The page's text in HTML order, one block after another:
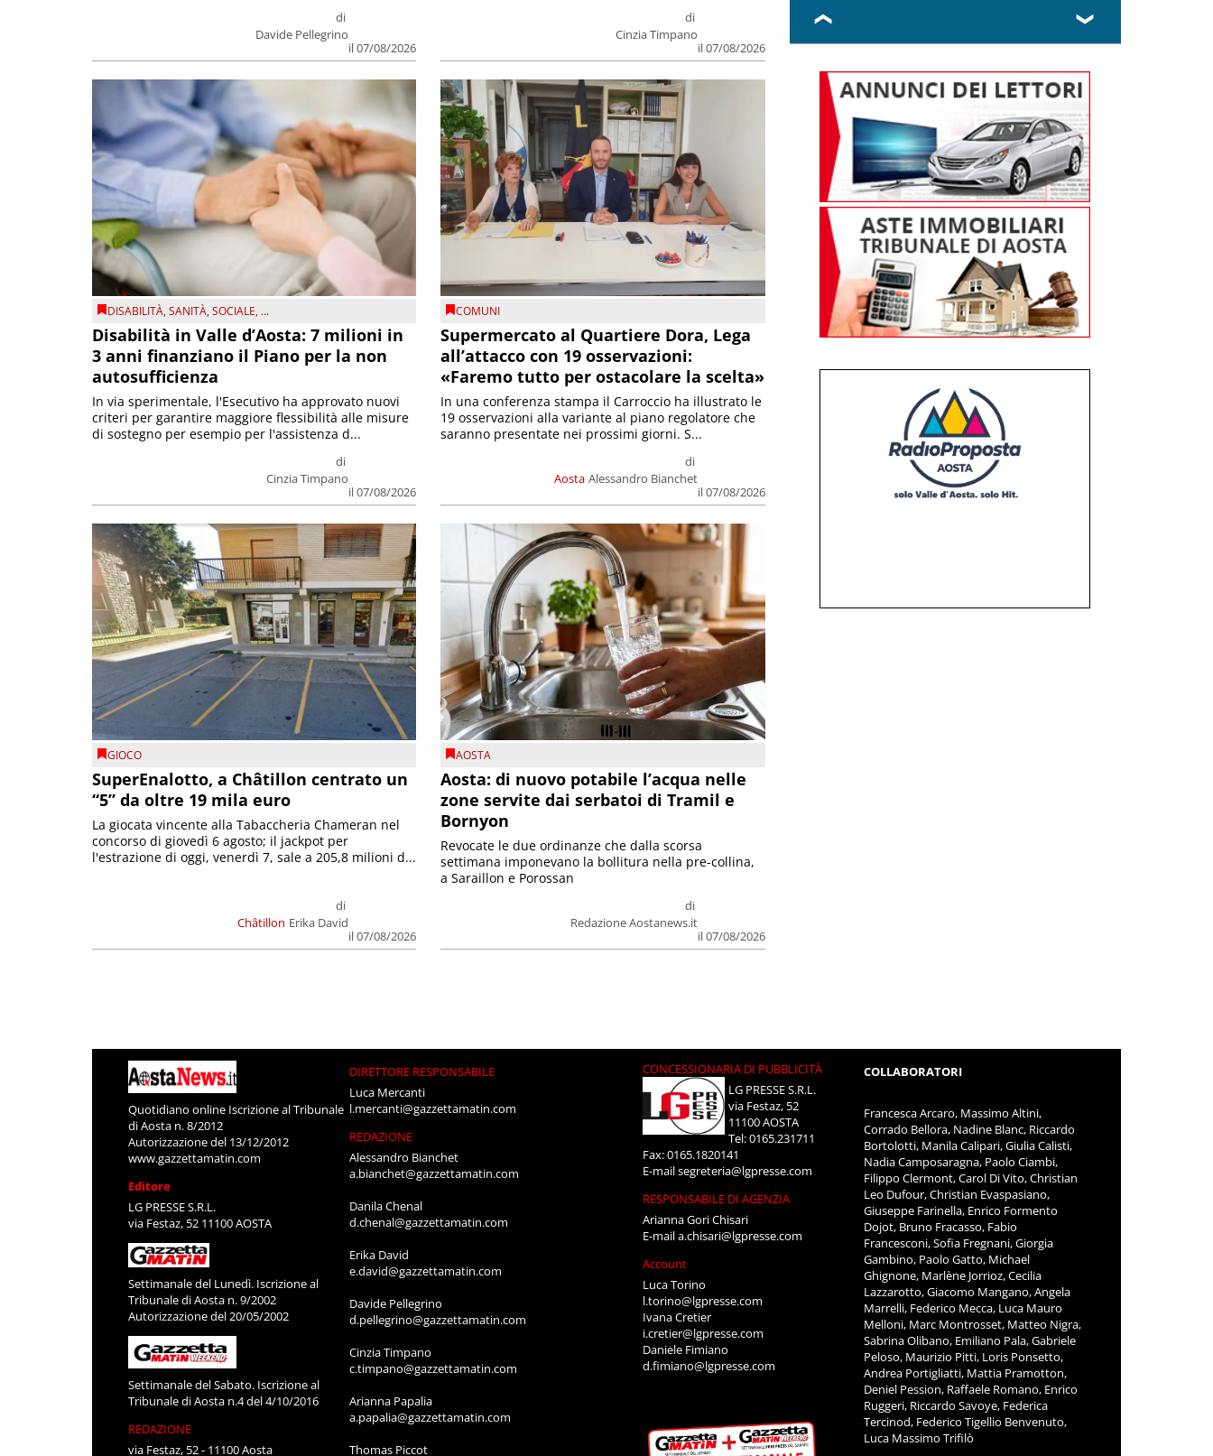
di
Davide Pellegrino
il 07/08/2026
di
Cinzia Timpano
il 07/08/2026
DISABILITÀ,SANITÀ,SOCIALE, ...
Disabilità in Valle d’Aosta: 7 milioni in
3 anni finanziano il Piano per la non
autosufficienza
di
Cinzia Timpano
il 07/08/2026
In via sperimentale, l'Esecutivo ha approvato nuovi
criteri per garantire maggiore flessibilità alle misure
di sostegno per esempio per l'assistenza d...
COMUNI
Supermercato al Quartiere Dora, Lega
all’attacco con 19 osservazioni:
«Faremo tutto per ostacolare la scelta»
Aosta
di
Alessandro Bianchet
il 07/08/2026
In una conferenza stampa il Carroccio ha illustrato le
19 osservazioni alla variante al piano regolatore che
saranno presentate nei prossimi giorni. S...
GIOCO
SuperEnalotto, a Châtillon centrato un
“5” da oltre 19 mila euro
Châtillon
di
Erika David
il 07/08/2026
La giocata vincente alla Tabaccheria Chameran nel
concorso di giovedì 6 agosto; il jackpot per
l'estrazione di oggi, venerdì 7, sale a 205,8 milioni d...
AOSTA
Aosta: di nuovo potabile l’acqua nelle
zone servite dai serbatoi di Tramil e
Bornyon
di
Redazione Aostanews.it
il 07/08/2026
Revocate le due ordinanze che dalla scorsa
settimana imponevano la bollitura nella pre-collina,
a Saraillon e Porossan
❮ ❯
Quotidiano online Iscrizione al Tribunale
di Aosta n. 8/2012
Autorizzazione del 13/12/2012
www.gazzettamatin.com
Editore
LG PRESSE S.R.L.
via Festaz, 52 11100 AOSTA
Settimanale del Lunedì. Iscrizione al
Tribunale di Aosta n. 9/2002
Autorizzazione del 20/05/2002
Settimanale del Sabato. Iscrizione al
Tribunale di Aosta n.4 del 4/10/2016
REDAZIONE
via Festaz, 52 - 11100 Aosta
DIRETTORE RESPONSABILE
Luca Mercanti
l.mercanti@gazzettamatin.com
REDAZIONE
Alessandro Bianchet
a.bianchet@gazzettamatin.com
Danila Chenal
d.chenal@gazzettamatin.com
Erika David
e.david@gazzettamatin.com
Davide Pellegrino
d.pellegrino@gazzettamatin.com
Cinzia Timpano
c.timpano@gazzettamatin.com
Arianna Papalia
a.papalia@gazzettamatin.com
Thomas Piccot
CONCESSIONARIA DI PUBBLICITÀ
LG PRESSE S.R.L.
via Festaz, 52
11100 AOSTA
Tel: 0165.231711
Fax: 0165.1820141
E-mailsegreteria@lgpresse.com
RESPONSABILE DI AGENZIA
Arianna Gori Chisari
E-maila.chisari@lgpresse.com
Account
Luca Torino
l.torino@lgpresse.com
Ivana Cretier
i.cretier@lgpresse.com
Daniele Fimiano
d.fimiano@lgpresse.com
COLLABORATORI
Francesca Arcaro, Massimo Altini,
Corrado Bellora, Nadine Blanc, Riccardo
Bortolotti, Manila Calipari, Giulia Calisti,
Nadia Camposaragna, Paolo Ciambi,
Filippo Clermont, Carol Di Vito, Christian
Leo Dufour, Christian Evaspasiano,
Giuseppe Farinella, Enrico Formento
Dojot, Bruno Fracasso, Fabio
Francesconi, Sofia Fregnani, Giorgia
Gambino, Paolo Gatto, Michael
Ghignone, Marlène Jorrioz, Cecilia
Lazzarotto, Giacomo Mangano, Angela
Marrelli, Federico Mecca, Luca Mauro
Melloni, Marc Montrosset, Matteo Nigra,
Sabrina Olibano, Emiliano Pala, Gabriele
Peloso, Maurizio Pitti, Loris Ponsetto,
Andrea Portigliatti, Mattia Pramotton,
Deniel Pession, Raffaele Romano, Enrico
Ruggeri, Riccardo Savoye, Federica
Tercinod, Federico Tigellio Benvenuto,
Luca Massimo Trifilò